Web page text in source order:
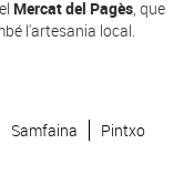
Mercat del Pagès, que
l'artesania local.
Samfaina Pintxo